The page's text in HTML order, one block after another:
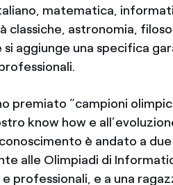
matematica,
classiche, astronomia,
aggiunge una specifica
premiato “campioni
know how e
è andato a due
alle Olimpiadi di
professionali, e a una